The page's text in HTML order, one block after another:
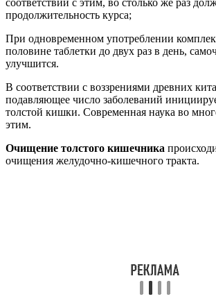
продолжительность курса;
При одновременном употреблении
половине таблетки до двух раз в день,
улучшится.
В соответствии с воззрениями древних
подавляющее число заболеваний
толстой кишки. Современная наука во
этим.
Очищение толстого кишечника
очищения желудочно-кишечного тракта.